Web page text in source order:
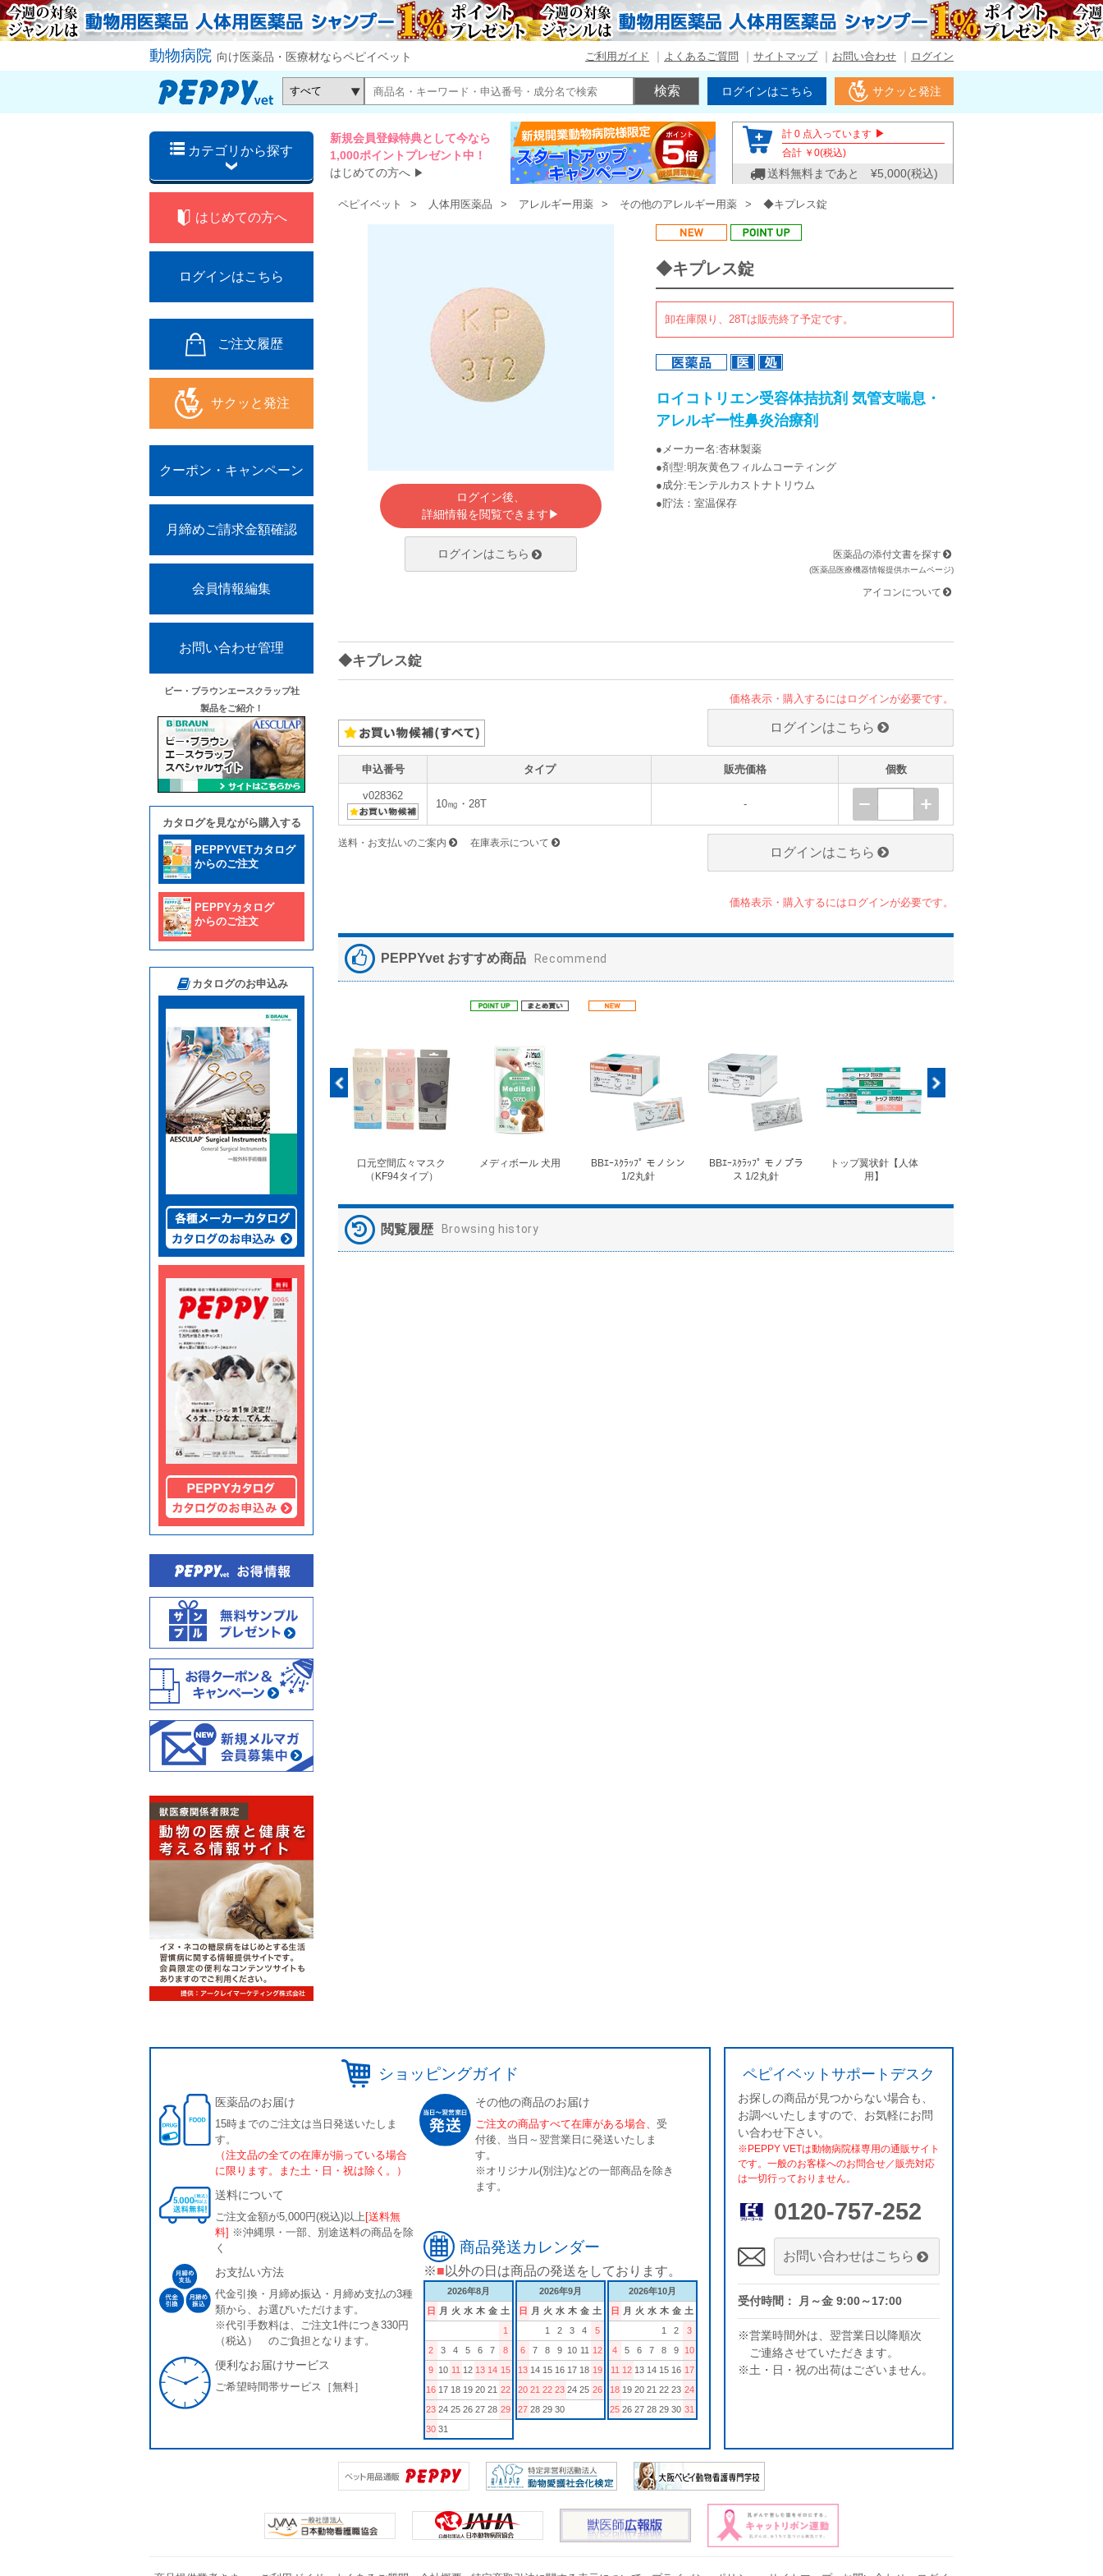
動物病院 向け医薬品・医療材ならペピイベット ご利用ガイド よくあるご質問 サイトマップ お問い合わせ ログイン
ログインはこちら サクッと発注
カテゴリから探す
新規会員登録特典として今なら
1,000ポイントプレゼント中！
はじめての方へ ▶
計 0 点入っています ▶
合計 ￥ 0(税込)
送料無料まであと ¥5,000(税込)
はじめての方へ
ログインはこちら
ご注文履歴
サクッと発注
クーポン・キャンペーン
月締めご請求金額確認
会員情報編集
お問い合わせ管理
ビー・ブラウンエースクラップ社
製品をご紹介！
カタログを見ながら購入する
PEPPYVETカタログ
からのご注文
PEPPYカタログ
からのご注文
カタログのお申込み
ペピイベット 人体用医薬品 アレルギー用薬 その他のアレルギー用薬 ◆キプレス錠
ログイン後、
詳細情報を閲覧できます▶
ログインはこちら
◆キプレス錠
卸在庫限り、28Tは販売終了予定です。
ロイコトリエン受容体拮抗剤 気管支喘息・
アレルギー性鼻炎治療剤
●メーカー名:杏林製薬
●剤型:明灰黄色フィルムコーティング
●成分:モンテルカストナトリウム
●貯法：室温保存
医薬品の添付文書を探す
(医薬品医療機器情報提供ホームページ)
アイコンについて
◆キプレス錠
価格表示・購入するにはログインが必要です。
ログインはこちら
申込番号 タイプ 販売価格 個数
v028362
10㎎・28T -
送料・お支払いのご案内 在庫表示について
ログインはこちら
価格表示・購入するにはログインが必要です。
PEPPYvet おすすめ商品 Recommend
ペピイマジカルシーツ
口元空間広々マスク
（KF94タイプ）
メディボール 犬用
BBｴｰｽｸﾗｯﾌﾟ モノシン
1/2丸針
BBｴｰｽｸﾗｯﾌﾟ モノプラ
ス 1/2丸針
トップ翼状針【人体
用】
閲覧履歴 Browsing history
ショッピングガイド
医薬品のお届け
15時までのご注文は当日発送いたしま
す。
（注文品の全ての在庫が揃っている場合
に限ります。また土・日・祝は除く。）
送料について
ご注文金額が5,000円(税込)以上 [送料無
料] ※沖縄県・一部、別途送料の商品を除
く
お支払い方法
代金引換・月締め振込・月締め支払の3種
類から、お選びいただけます。
※代引手数料は、ご注文1件につき330円
（税込） のご負担となります。
便利なお届けサービス
ご希望時間帯サービス［無料］
その他の商品のお届け
ご注文の商品すべて在庫がある場合、 受
付後、当日～翌営業日に発送いたしま
す。
※オリジナル(別注)などの一部商品を除き
ます。
商品発送カレンダー
※■以外の日は商品の発送をしております。
2026年8月
日 月 火 水 木 金 土
1
2
3 4 5 6 7
8
9 10 11 12 13 14 15
16 17 18 19 20 21 22
23 24 25 26 27 28 29
30 31
2026年9月
日 月 火 水 木 金 土
1
2 3 4
5
6
7 8 9 10 11 12
13 14 15 16 17 18 19
20 21 22 23 24 25 26
27 28 29 30
2026年10月
日 月 火 水 木 金 土
1
2
3
4
5 6 7 8 9
10
11 12 13 14 15 16 17
18 19 20 21 22 23 24
25 26 27 28 29 30 31
ペピイベットサポートデスク
お探しの商品が見つからない場合も、
お調べいたしますので、お気軽にお問
い合わせ下さい。
※PEPPY VETは動物病院様専用の通販サイト
です。一般のお客様へのお問合せ／販売対応
は一切行っておりません。
0120-757-252
お問い合わせはこちら
受付時間： 月～金 9:00～17:00
※営業時間外は、翌営業日以降順次
ご連絡させていただきます。
※土・日・祝の出荷はございません。